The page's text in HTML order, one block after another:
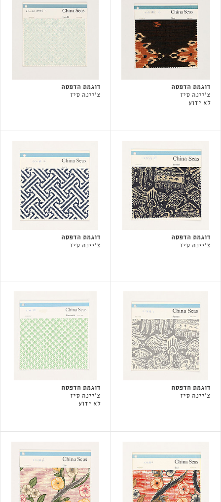
דוגמת הדפסה
צ'יינה סיז
לא ידוע
דוגמת הדפסה
צ'יינה סיז
דוגמת הדפסה
צ'יינה סיז
דוגמת הדפסה
צ'יינה סיז
דוגמת הדפסה
צ'יינה סיז
דוגמת הדפסה
צ'יינה סיז
לא ידוע